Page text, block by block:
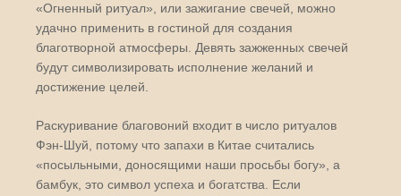
«Огненный ритуал», или зажигание свечей, можно
удачно применить в гостиной для создания
благотворной атмосферы. Девять зажженных свечей
будут символизировать исполнение желаний и
достижение целей.
Раскуривание благовоний входит в число ритуалов
Фэн-Шуй, потому что запахи в Китае считались
«посыльными, доносящими наши просьбы богу», а
бамбук, это символ успеха и богатства. Если